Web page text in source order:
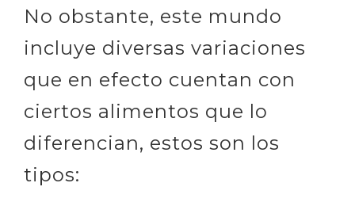
No obstante, este mundo
incluye diversas variaciones
que en efecto cuentan con
ciertos alimentos que lo
diferencian, estos son los
tipos: